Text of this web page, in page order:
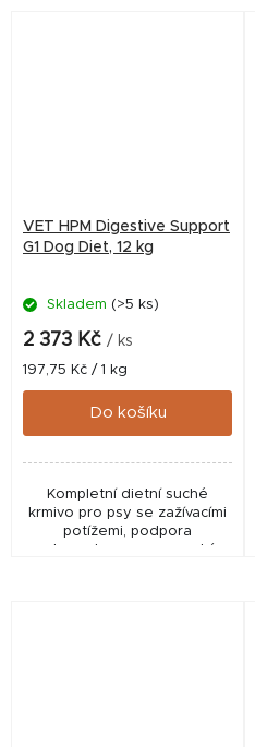
VET HPM Digestive Support
G1 Dog Diet, 12 kg
Skladem (>5 ks)
2 373 Kč / ks
Měrná
cena:
197,75 Kč / 1 kg
Do košíku
Kompletní dietní suché
krmivo pro psy se zažívacími
potížemi, podpora